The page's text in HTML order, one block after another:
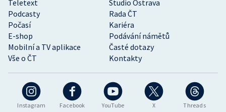
Instagram Facebook YouTube X Threads
Teletext
Studio Ostrava
Podcasty
Rada ČT
Počasí
Kariéra
E-shop
Podávání námětů
Mobilní a TV aplikace
Časté dotazy
Vše o ČT
Kontakty